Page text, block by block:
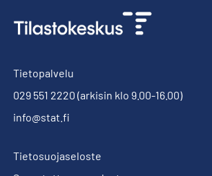
Tietopalvelu
029 551 2220 (arkisin klo 9.00-16.00)
info@stat.fi
Tietosuojaseloste